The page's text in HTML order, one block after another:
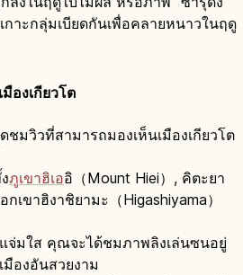
กาะกลุ่มเบียดกันเพื่อคลายหนาวในฤดู
องเกียวโต
มวิวที่สามารถมองเห็นเมืองเกียวโต
ภูเขาฮิเออิ（Mount Hiei）, คิตะยา
เขาฮิงาชิยามะ（Higashiyama）
จ่มใส คุณจะได้ชมภาพลิงเล่นซนอยู่
องอันสวยงาม